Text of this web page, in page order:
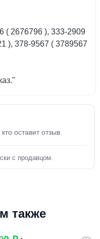
( 2676796 ), 333-2909
), 378-9567 ( 3789567
оставит отзыв.
с продавцом.
также